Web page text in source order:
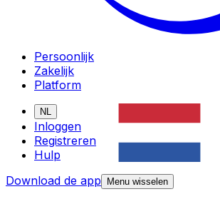
Persoonlijk
Zakelijk
Platform
NL
Inloggen
Registreren
Hulp
Download de app
Menu wisselen